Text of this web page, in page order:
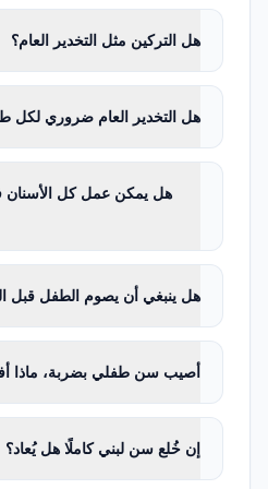
وقد تساعد هذه الطريقة
بالأمان والطبيب على رؤية
على تعلّم طريقة التفريش.
المراجعة التلقائية كل
التسوس والعمر وبزوغ
بالفم والتغذية والتجربة
والتعرّض للفلورايد
والاحتياجات الصحية
مراجعة أكثر تكرارًا
ومراجعات بفواصل
هل التركين مثل التخدير العام؟
هل التخدير العام ضروري لكل
هل يمكن عمل كل
هل ينبغي أن يصوم الطفل قبل
أصيب سن طفلي بضربة، ماذا
إن خُلع سن لبني كاملًا هل يُعاد؟